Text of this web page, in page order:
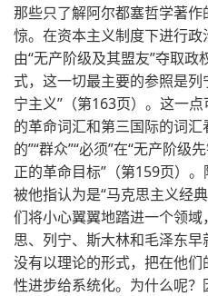
那些只了解阿尔都塞哲学著
惊。在资本主义制度下进行政
由“无产阶级及其盟友”夺取
式，这一切最主要的参照是列
宁主义”（第163页）。这一
的革命词汇和第三国际的词
的”“群众”“必须”在“无产阶级
正的革命目标”（第159页）
被他指认为是“马克思主义经
们将小心翼翼地踏进一个领
思、列宁、斯大林和毛泽东
没有以理论的形式，把在他
性进步给系统化。为什么呢